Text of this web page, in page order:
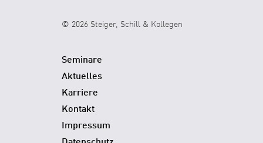
© 2026 Steiger, Schill & Kollegen
Seminare
Aktuelles
Karriere
Kontakt
Impressum